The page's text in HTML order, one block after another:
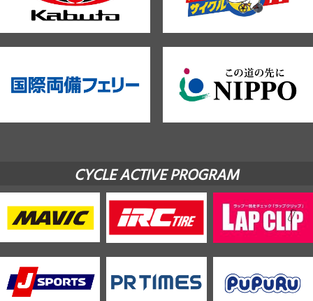
CYCLE ACTIVE PROGRAM